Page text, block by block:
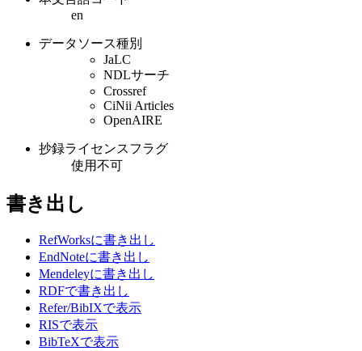
en
データソース種別
JaLC
NDLサーチ
Crossref
CiNii Articles
OpenAIRE
抄録ライセンスフラグ
使用不可
書き出し
RefWorksに書き出し
EndNoteに書き出し
Mendeleyに書き出し
RDFで書き出し
Refer/BibIXで表示
RISで表示
BibTeXで表示